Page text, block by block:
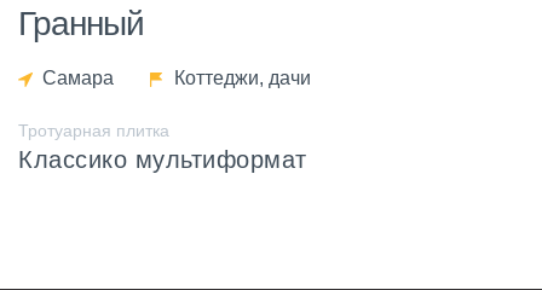
Гранный
Самара Коттеджи, дачи
Тротуарная плитка
Классико мультиформат